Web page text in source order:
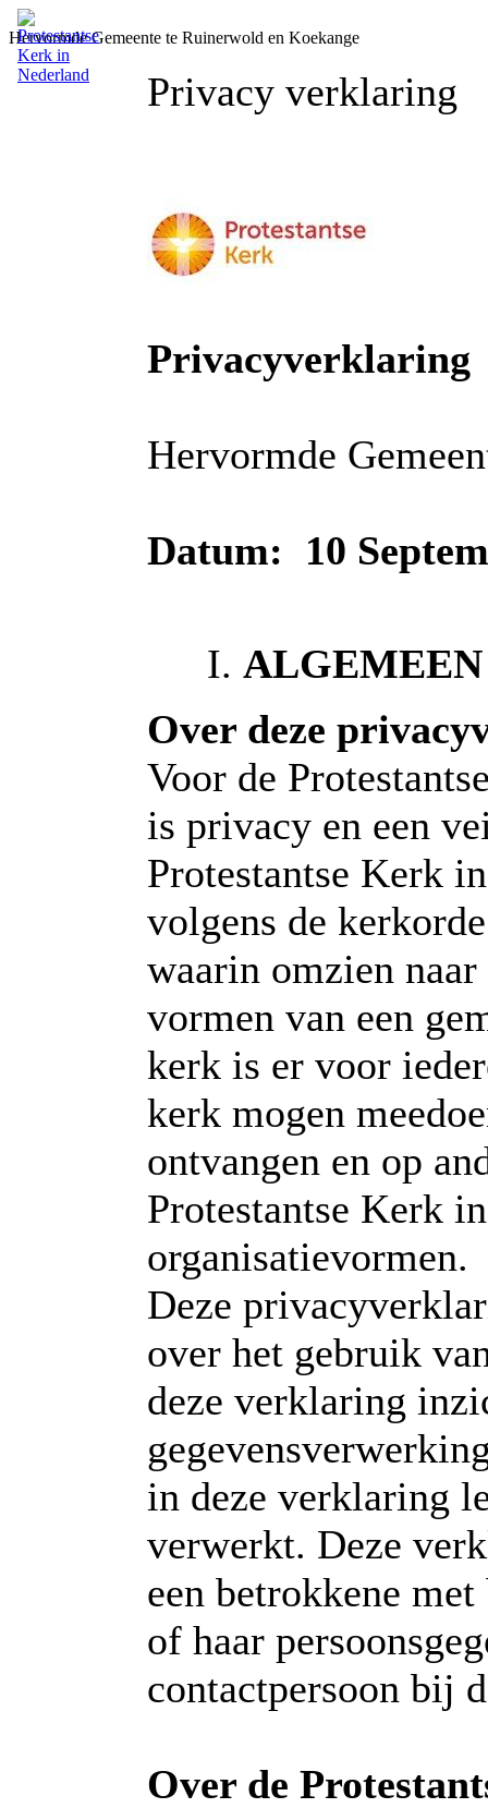
Hervormde Gemeente te Ruinerwold en Koekange
Privacy verklaring
Privacyverklaring
Hervormde
Datum: 10
ALGEMEEN
Over deze
Voor de
is privacy en een
Protestantse Kerk
volgens de
waarin omzien
vormen van een
kerk is er voor
kerk mogen
ontvangen en op
Protestantse Kerk
organisatievormen.
Deze
over het gebruik
deze verklaring
in deze verklaring
verwerkt. Deze
een betrokkene
of haar
contactpersoon bij
Over de